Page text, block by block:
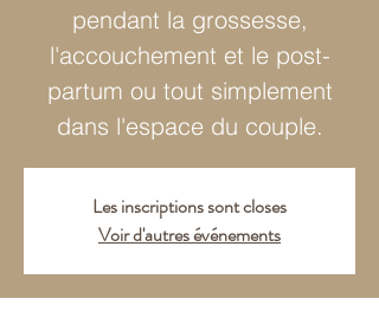
pendant la grossesse,
l'accouchement et le post-
partum ou tout simplement
dans l'espace du couple.
Les inscriptions sont closes
Voir d'autres événements